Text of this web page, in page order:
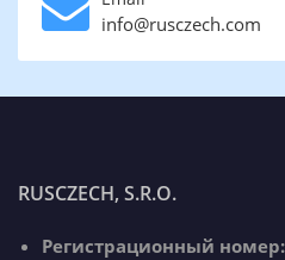
info@rusczech.com
RUSCZECH, S.R.O.
Регистрационный номер: